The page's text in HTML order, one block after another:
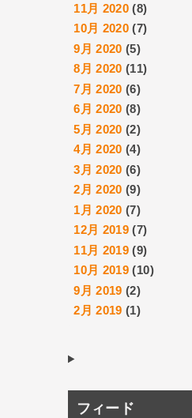
11月 2020 (8)
10月 2020 (7)
9月 2020 (5)
8月 2020 (11)
7月 2020 (6)
6月 2020 (8)
5月 2020 (2)
4月 2020 (4)
3月 2020 (6)
2月 2020 (9)
1月 2020 (7)
12月 2019 (7)
11月 2019 (9)
10月 2019 (10)
9月 2019 (2)
2月 2019 (1)
フィード